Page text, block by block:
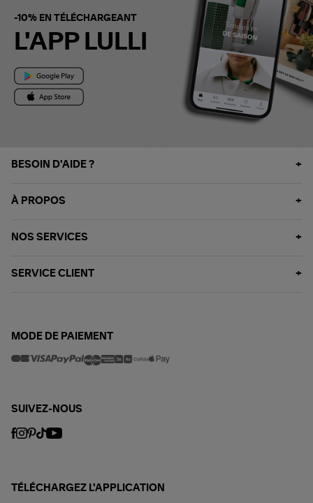
-10% EN TÉLÉCHARGEANT
L'APP LULLI
BESOIN D'AIDE ?
À PROPOS
NOS SERVICES
SERVICE CLIENT
MODE DE PAIEMENT
SUIVEZ-NOUS
TÉLÉCHARGEZ L'APPLICATION